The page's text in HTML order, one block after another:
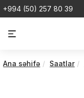
+994 (50) 257 80 39
Ana səhifə Saatlar